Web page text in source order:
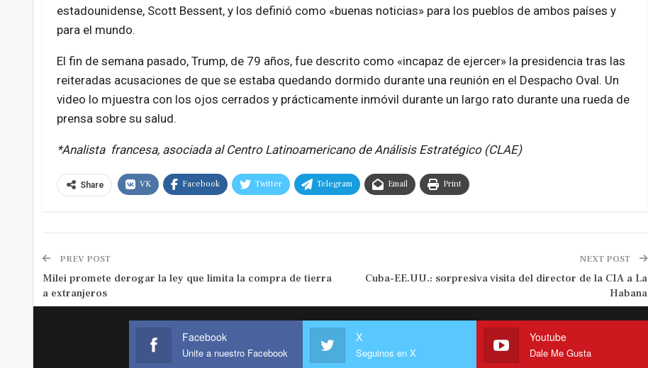
estadounidense, Scott Bessent, y los definió como «buenas noticias» para los pueblos de ambos países y
para el mundo.
El fin de semana pasado, Trump, de 79 años, fue descrito como «incapaz de ejercer» la presidencia tras las
reiteradas acusaciones de que se estaba quedando dormido durante una reunión en el Despacho Oval. Un
video lo mjuestra con los ojos cerrados y prácticamente inmóvil durante un largo rato durante una rueda de
prensa sobre su salud.
*Analista francesa, asociada al Centro Latinoamericano de Análisis Estratégico (CLAE)
Share VK Facebook Twitter Telegram Email Print
PREV POST
Milei promete derogar la ley que limita la compra de tierra
a extranjeros
NEXT POST
Cuba-EE.UU.: sorpresiva visita del director de la CIA a La
Habana
Facebook
Unite a nuestro Facebook
X
Seguinos en X
Youtube
Dale Me Gusta